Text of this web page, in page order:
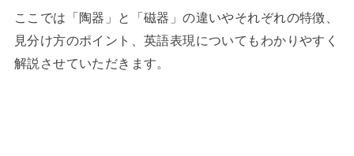
ここでは「陶器」と「磁器」の違いやそれぞれの特徴、
見分け方のポイント、英語表現についてもわかりやすく
解説させていただきます。